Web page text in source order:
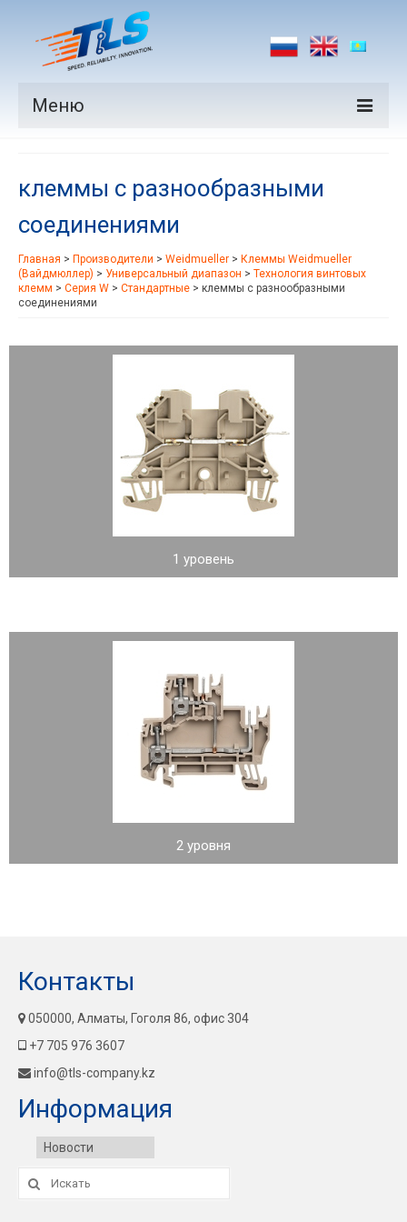
Меню
Производители
Рынки
Новости
Контакты
клеммы с разнообразными
соединениями
Главная > Производители > Weidmueller > Клеммы Weidmueller
(Вайдмюллер) > Универсальный диапазон > Технология винтовых
клемм > Серия W > Стандартные > клеммы с разнообразными
соединениями
1 уровень
2 уровня
Контакты
050000, Алматы, Гоголя 86, офис 304
+7 705 976 3607
info@tls-company.kz
Информация
Новости
Искать: